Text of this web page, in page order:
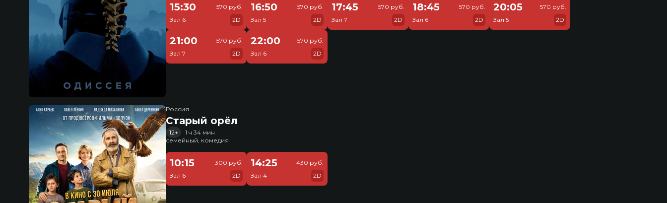
15:30
Зал 6
570 руб.
2D
16:50
Зал 5
570 руб.
2D
17:45
Зал 7
570 руб.
2D
18:45
Зал 6
570 руб.
2D
20:05
Зал 5
570 руб.
2D
21:00
Зал 7
570 руб.
2D
22:00
Зал 6
570 руб.
2D
Россия
Старый орёл
12+
1 ч 34 мин
семейный, комедия
10:15
Зал 6
300 руб.
2D
14:25
Зал 4
430 руб.
2D